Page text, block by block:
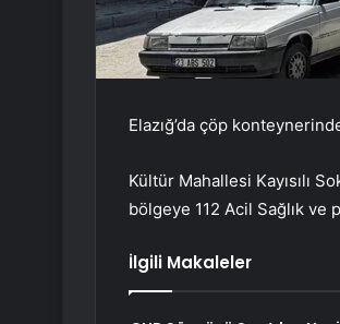
Elazığ’da çöp
Kültür Mahallesi Kayısılı
bölgeye 112 Acil Sağlık
İlgili Makaleler